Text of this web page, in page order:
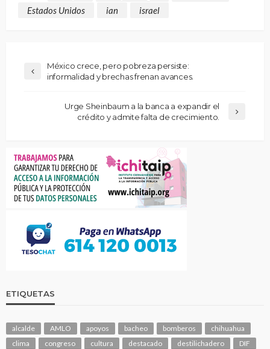
Estados Unidos
ian israel
México crece, pero pobreza persiste:
informalidad y brechas frenan avances.
Urge Sheinbaum a la banca a expandir el
crédito y admite falta de crecimiento.
ETIQUETAS
alcalde AMLO apoyos bacheo bomberos
chihuahua
clima
congreso cultura destacado destilichadero
DIF